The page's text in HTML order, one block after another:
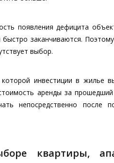
появления дефицита
заканчиваются.
выбор.
инвестиции в жилье
аренды за
непосредственно после
квартиры,